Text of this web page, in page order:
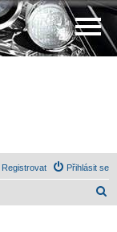
Přihlásit se
Registrovat